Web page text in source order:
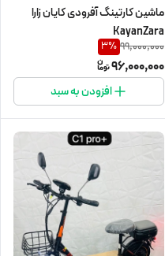
ماشین کارتینگ آفرودی کایان زارا
KayanZara
99,000,000
3%
96,000,000
افزودن به سبد